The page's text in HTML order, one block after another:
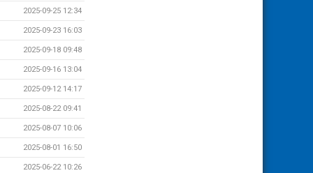
2025-09-25 12:34
2025-09-23 16:03
2025-09-18 09:48
2025-09-16 13:04
2025-09-12 14:17
2025-08-22 09:41
2025-08-07 10:06
2025-08-01 16:50
2025-06-22 10:26